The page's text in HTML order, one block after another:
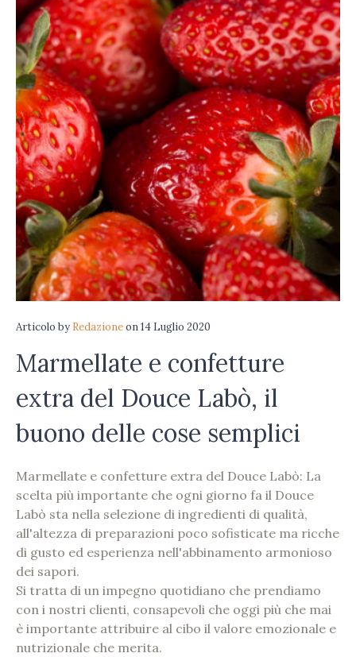
Articolo by Redazioneon14 Luglio 2020
Marmellate e confetture
extra del Douce Labò, il
buono delle cose semplici
Marmellate e confetture extra del Douce Labò: La
scelta più importante che ogni giorno fa il Douce
Labò sta nella selezione di ingredienti di qualità,
all'altezza di preparazioni poco sofisticate ma ricche
di gusto ed esperienza nell'abbinamento armonioso
dei sapori.
Si tratta di un impegno quotidiano che prendiamo
con i nostri clienti, consapevoli che oggi più che mai
è importante attribuire al cibo il valore emozionale e
nutrizionale che merita.